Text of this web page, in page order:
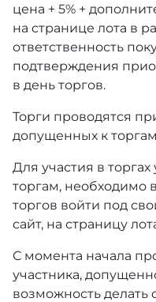
цена + 5% +
на странице лота в
ответственность
подтверждения
в день торгов.
Торги проводятся
допущенных к
Для участия в
торгам, необходимо
торгов войти под
сайт, на страницу
С момента начала
участника,
возможность делать